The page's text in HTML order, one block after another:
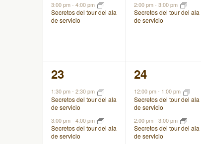
3:00 pm- 4:00 pm
Secretos del tour del ala
de servicio
2:00 pm-3:00 pm
Secretos del tour del ala
de servicio
2
eventos,
23
1:30 pm- 2:30 pm
Secretos del tour del ala
de servicio
3:00 pm- 4:00 pm
Secretos del tour del ala
de servicio
2
eventos,
24
12:00 pm- 1:00 pm
Secretos del tour del ala
de servicio
2:00 pm-3:00 pm
Secretos del tour del ala
de servicio